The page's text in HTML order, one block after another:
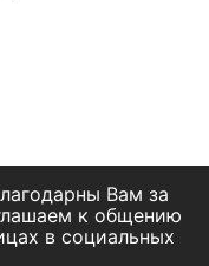
Вам за
к общению
в социальных